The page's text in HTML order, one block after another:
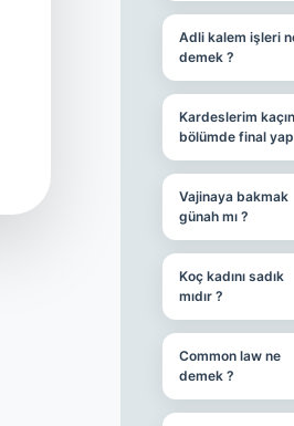
Adli kalem işleri
demek ?
Kardeslerim
bölümde final
Vajinaya bakmak
günah mı ?
Koç kadını sadık
mıdır ?
Common law ne
demek ?